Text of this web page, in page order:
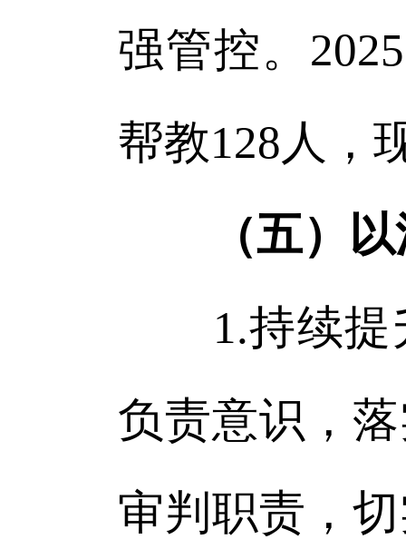
强管控。
帮教128人，
（五）
1.持续提升
负责意识，
审判职责，